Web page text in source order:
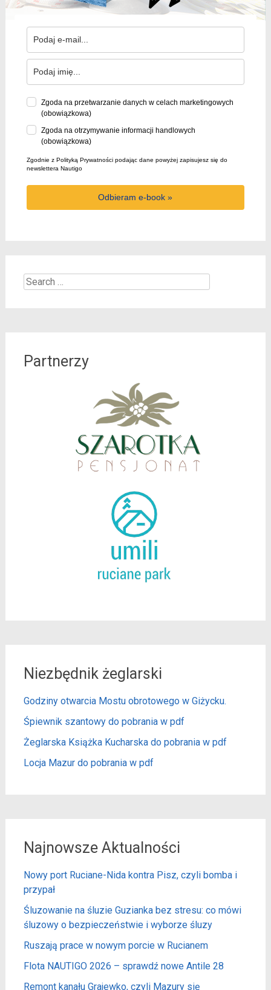
Zgoda na przetwarzanie danych w celach marketingowych
(obowiązkowa)
Zgoda na otrzymywanie informacji handlowych
(obowiązkowa)
Zgodnie z Polityką Prywatności podając dane powyżej zapisujesz się do
newslettera Nautigo
Odbieram e-book »
Search
Partnerzy
Niezbędnik żeglarski
Godziny otwarcia Mostu obrotowego w Giżycku.
Śpiewnik szantowy do pobrania w pdf
Żeglarska Książka Kucharska do pobrania w pdf
Locja Mazur do pobrania w pdf
Najnowsze Aktualności
Nowy port Ruciane-Nida kontra Pisz, czyli bomba i
przypał
Śluzowanie na śluzie Guzianka bez stresu: co mówi
śluzowy o bezpieczeństwie i wyborze śluzy
Ruszają prace w nowym porcie w Rucianem
Flota NAUTIGO 2026 – sprawdź nowe Antile 28
Remont kanału Grajewko, czyli Mazury się